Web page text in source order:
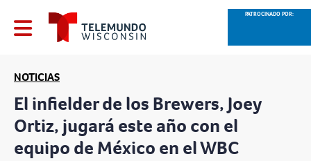
PATROCINADO POR:
NOTICIAS
El infielder de los Brewers, Joey
Ortiz, jugará este año con el
equipo de México en el WBC